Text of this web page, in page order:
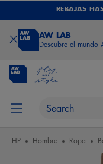
REBAJAS
AW LAB
Descubre el mundo
HP Hombre Ropa